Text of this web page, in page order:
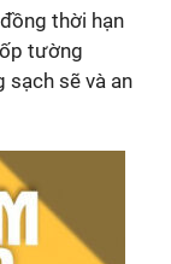
thời hạn
tường
sẽ và an